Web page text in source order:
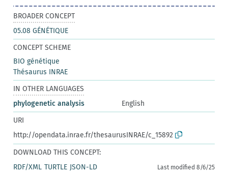
BROADER CONCEPT
05.08 GÉNÉTIQUE
CONCEPT SCHEME
BIO génétique
Thésaurus INRAE
IN OTHER LANGUAGES
phylogenetic analysis
English
URI
http://opendata.inrae.fr/thesaurusINRAE/c_15892
DOWNLOAD THIS CONCEPT:
RDF/XML TURTLE JSON-LD Last modified 8/6/25